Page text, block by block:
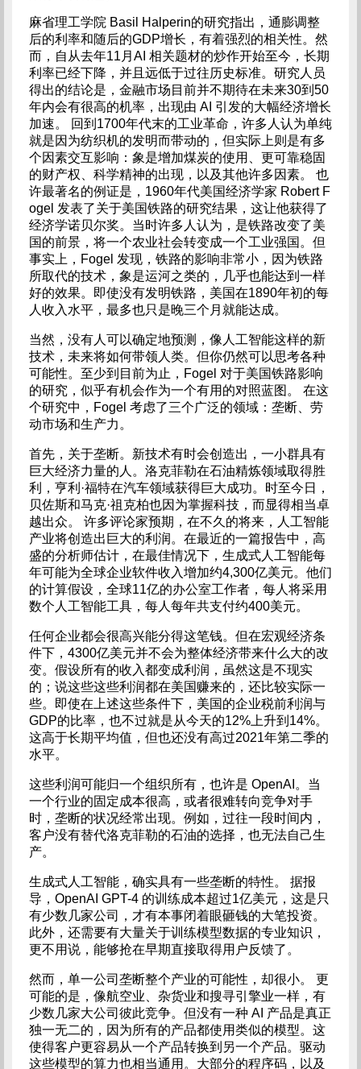
麻省理工学院 Basil Halperin的研究指出，通膨调整
后的利率和随后的GDP增长，有着强烈的相关性。然
而，自从去年11月AI 相关题材的炒作开始至今，长期
利率已经下降，并且远低于过往历史标准。研究人员
得出的结论是，金融市场目前并不期待在未来30到50
年内会有很高的机率，出现由 AI 引发的大幅经济增长
加速。 回到1700年代末的工业革命，许多人认为单纯
就是因为纺织机的发明而带动的，但实际上则是有多
个因素交互影响：象是增加煤炭的使用、更可靠稳固
的财产权、科学精神的出现，以及其他许多因素。 也
许最著名的例证是，1960年代美国经济学家 Robert F
ogel 发表了关于美国铁路的研究结果，这让他获得了
经济学诺贝尔奖。当时许多人认为，是铁路改变了美
国的前景，将一个农业社会转变成一个工业强国。但
事实上，Fogel 发现，铁路的影响非常小，因为铁路
所取代的技术，象是运河之类的，几乎也能达到一样
好的效果。即使没有发明铁路，美国在1890年初的每
人收入水平，最多也只是晚三个月就能达成。
当然，没有人可以确定地预测，像人工智能这样的新
技术，未来将如何带领人类。但你仍然可以思考各种
可能性。至少到目前为止，Fogel 对于美国铁路影响
的研究，似乎有机会作为一个有用的对照蓝图。 在这
个研究中，Fogel 考虑了三个广泛的领域：垄断、劳
动市场和生产力。
首先，关于垄断。新技术有时会创造出，一小群具有
巨大经济力量的人。洛克菲勒在石油精炼领域取得胜
利，亨利·福特在汽车领域获得巨大成功。时至今日，
贝佐斯和马克·祖克柏也因为掌握科技，而显得相当卓
越出众。 许多评论家预期，在不久的将来，人工智能
产业将创造出巨大的利润。在最近的一篇报告中，高
盛的分析师估计，在最佳情况下，生成式人工智能每
年可能为全球企业软件收入增加约4,300亿美元。他们
的计算假设，全球11亿的办公室工作者，每人将采用
数个人工智能工具，每人每年共支付约400美元。
任何企业都会很高兴能分得这笔钱。但在宏观经济条
件下，4300亿美元并不会为整体经济带来什么大的改
变。假设所有的收入都变成利润，虽然这是不现实
的；说这些这些利润都在美国赚来的，还比较实际一
些。即使在上述这些条件下，美国的企业税前利润与
GDP的比率，也不过就是从今天的12%上升到14%。
这高于长期平均值，但也还没有高过2021年第二季的
水平。
这些利润可能归一个组织所有，也许是 OpenAI。当
一个行业的固定成本很高，或者很难转向竞争对手
时，垄断的状况经常出现。例如，过往一段时间内，
客户没有替代洛克菲勒的石油的选择，也无法自己生
产。
生成式人工智能，确实具有一些垄断的特性。 据报
导，OpenAI GPT-4 的训练成本超过1亿美元，这是只
有少数几家公司，才有本事闭着眼砸钱的大笔投资。
此外，还需要有大量关于训练模型数据的专业知识，
更不用说，能够抢在早期直接取得用户反馈了。
然而，单一公司垄断整个产业的可能性，却很小。 更
可能的是，像航空业、杂货业和搜寻引擎业一样，有
少数几家大公司彼此竞争。但没有一种 AI 产品是真正
独一无二的，因为所有的产品都使用类似的模型。这
使得客户更容易从一个产品转换到另一个产品。驱动
这些模型的算力也相当通用。大部分的程序码，以及